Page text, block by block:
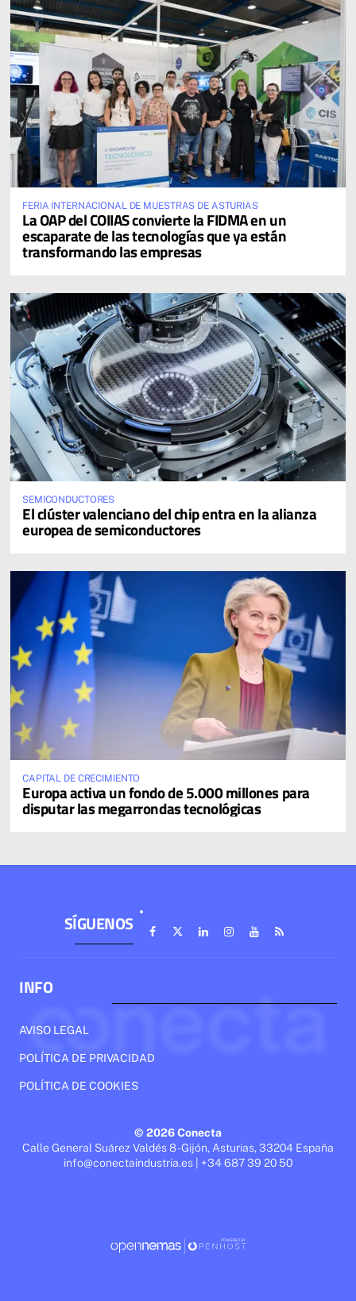
FERIA INTERNACIONAL DE MUESTRAS DE ASTURIAS
La OAP del COIIAS convierte la FIDMA en un
escaparate de las tecnologías que ya están
transformando las empresas
SEMICONDUCTORES
El clúster valenciano del chip entra en la alianza
europea de semiconductores
CAPITAL DE CRECIMIENTO
Europa activa un fondo de 5.000 millones para
disputar las megarrondas tecnológicas
SÍGUENOS
INFO
AVISO LEGAL
POLÍTICA DE PRIVACIDAD
POLÍTICA DE COOKIES
© 2026 Conecta
Calle General Suárez Valdés 8 - Gijón, Asturias, 33204 España
info@conectaindustria.es | +34 687 39 20 50